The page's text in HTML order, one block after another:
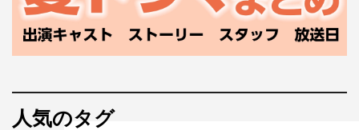
人気のタグ